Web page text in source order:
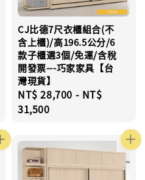
CJ比德7尺衣櫃組合(不
含上櫃)/高196.5公分/6
款子櫃選3個/免運/含稅
開發票---巧家家具【台
灣現貨】
Regular
price
NT$ 28,700 - NT$
31,500